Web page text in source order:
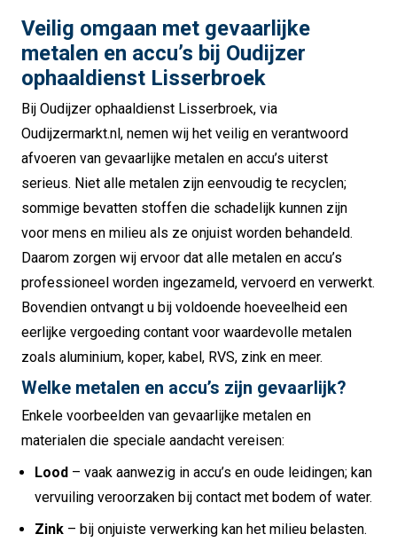
Veilig omgaan met gevaarlijke
metalen en accu’s bij Oudijzer
ophaaldienst Lisserbroek
Bij Oudijzer ophaaldienst Lisserbroek, via
Oudijzermarkt.nl, nemen wij het veilig en verantwoord
afvoeren van gevaarlijke metalen en accu’s uiterst
serieus. Niet alle metalen zijn eenvoudig te recyclen;
sommige bevatten stoffen die schadelijk kunnen zijn
voor mens en milieu als ze onjuist worden behandeld.
Daarom zorgen wij ervoor dat alle metalen en accu’s
professioneel worden ingezameld, vervoerd en verwerkt.
Bovendien ontvangt u bij voldoende hoeveelheid een
eerlijke vergoeding contant voor waardevolle metalen
zoals aluminium, koper, kabel, RVS, zink en meer.
Welke metalen en accu’s zijn gevaarlijk?
Enkele voorbeelden van gevaarlijke metalen en
materialen die speciale aandacht vereisen:
Lood – vaak aanwezig in accu’s en oude leidingen; kan
vervuiling veroorzaken bij contact met bodem of water.
Zink – bij onjuiste verwerking kan het milieu belasten.